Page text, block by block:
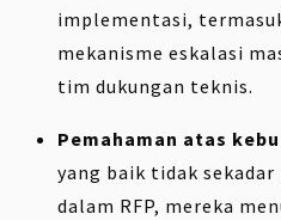
implementasi,
mekanisme eskalasi
tim dukungan teknis.
Pemahaman atas
yang baik tidak
dalam RFP, mereka